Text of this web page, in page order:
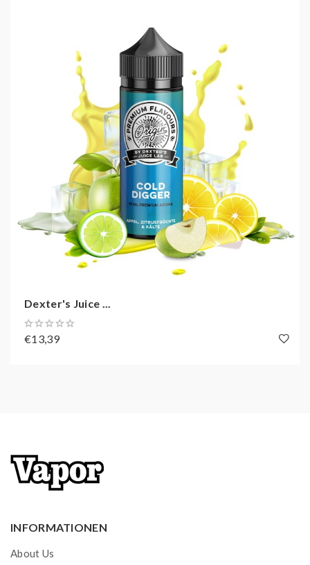
Dexter's Juice ...
€13,39
INFORMATIONEN
About Us